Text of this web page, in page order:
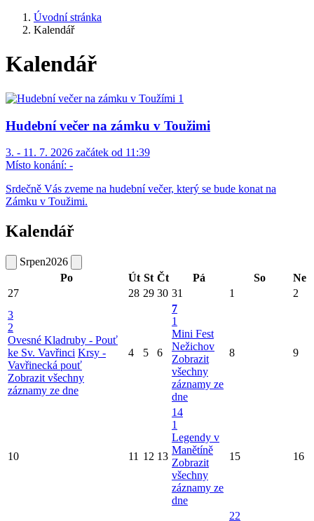
Úvodní stránka
Kalendář
Kalendář
Hudební večer na zámku v Toužimi
3. - 11. 7. 2026 začátek od 11:39
Místo konání: -
Srdečně Vás zveme na hudební večer, který se bude konat na
Zámku v Toužimi.
Kalendář
Srpen2026
Po
Út St Čt Pá So
Ne
27
28 29 30 31 1
2
3
2
Ovesné Kladruby - Pouť
ke Sv. Vavřinci Krsy -
Vavřinecká pouť
Zobrazit všechny
záznamy ze dne
4 5 6
7
1
Mini Fest
Nežichov
Zobrazit
všechny
záznamy ze
dne
8 9
10 11 12 13
14
1
Legendy v
Manětíně
Zobrazit
všechny
záznamy ze
dne
15 16
22